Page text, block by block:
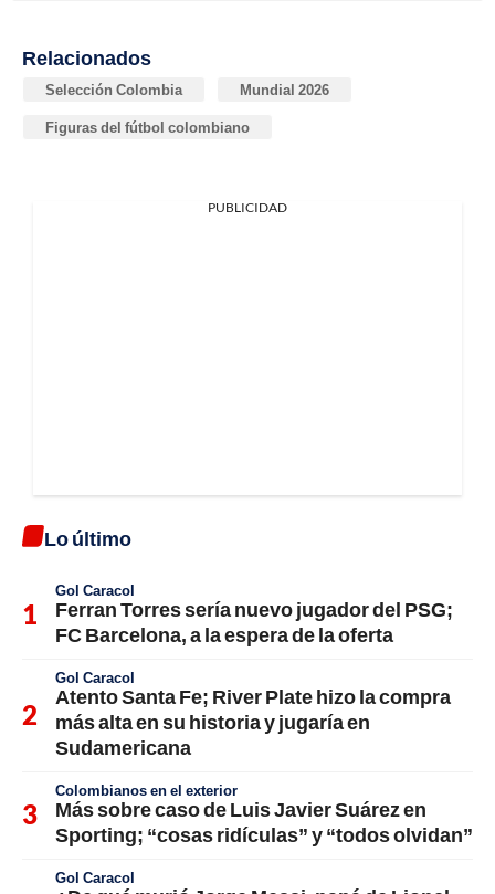
Relacionados
Selección Colombia Mundial 2026
Figuras del fútbol colombiano
PUBLICIDAD
Lo último
Gol Caracol
Ferran Torres sería nuevo jugador del PSG;
FC Barcelona, a la espera de la oferta
Gol Caracol
Atento Santa Fe; River Plate hizo la compra
más alta en su historia y jugaría en
Sudamericana
Colombianos en el exterior
Más sobre caso de Luis Javier Suárez en
Sporting; “cosas ridículas” y “todos olvidan”
Gol Caracol